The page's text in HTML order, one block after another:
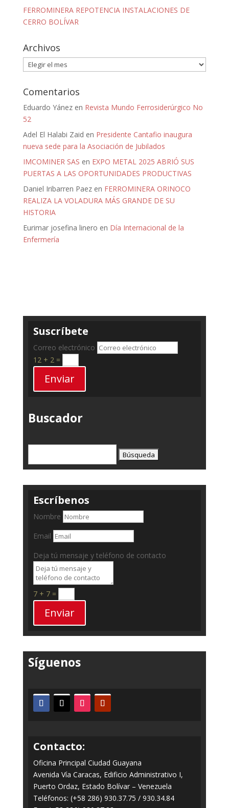
FERROMINERA REPOTENCIA INSTALACIONES DE
CERRO BOLÍVAR
Archivos
Archivos
Comentarios
Eduardo Yánezen Revista Mundo Ferrosiderúrgico No
52
Adel El Halabi Zaid en Presidente Cantafio inaugura
nueva sede para la Asociación de Jubilados
IMCOMINER SAS en EXPO METAL 2025 ABRIÓ SUS
PUERTAS A LAS OPORTUNIDADES PRODUCTIVAS
Daniel Iribarren Paezen FERROMINERA ORINOCO
REALIZA LA VOLADURA MÁS GRANDE DE SU
HISTORIA
Eurimar josefina linero en Día Internacional de la
Enfermería
Suscríbete
Correo electrónico
12 + 2=
Enviar
Buscador
Escríbenos
Nombre
Email
Deja tú mensaje y teléfono de contacto
7 + 7=
Enviar
Síguenos
Contacto:
Oficina Principal Ciudad Guayana
Avenida Vía Caracas, Edificio Administrativo I,
Puerto Ordaz, Estado Bolívar – Venezuela
Teléfonos: (+58 286) 930.37.75 / 930.34.84